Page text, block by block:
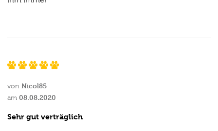
von Nicol85
am 08.08.2020
Sehr gut verträglich